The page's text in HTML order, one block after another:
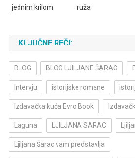
jednim krilom
ruža
KLJUČNE REČI:
BLOG BLOG LJILJANE ŠARAC
Intervju istorijske romane
Izdavačka kuća Evro Book
Laguna LJILJANA SARAC
Ljiljana Šarac vam predstavlja